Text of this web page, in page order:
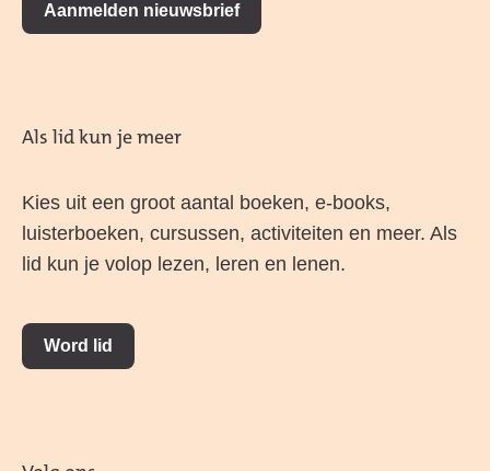
Aanmelden nieuwsbrief
Als lid kun je meer
Kies uit een groot aantal boeken, e-books,
luisterboeken, cursussen, activiteiten en meer. Als
lid kun je volop lezen, leren en lenen.
Word lid